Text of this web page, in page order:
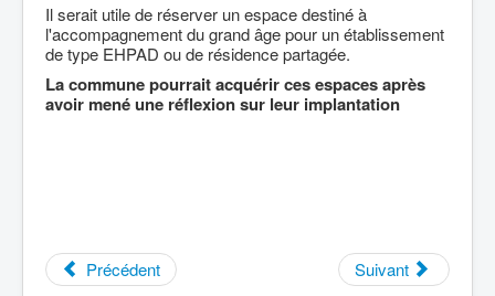
Il serait utile de réserver un espace destiné à
l'accompagnement du grand âge pour un établissement
de type EHPAD ou de résidence partagée.
La commune pourrait acquérir ces espaces après
avoir mené une réflexion sur leur implantation
Précédent Suivant